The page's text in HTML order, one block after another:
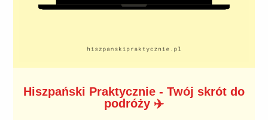
Hiszpański Praktycznie - Twój skrót do
podróży ✈️